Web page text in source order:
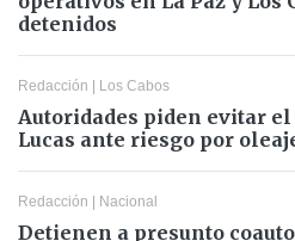
detenidos
Redacción Los Cabos
Autoridades piden evitar el
Lucas ante riesgo por
Redacción Nacional
Detienen a presunto